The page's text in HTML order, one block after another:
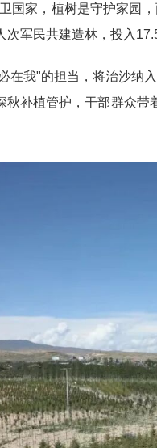
国家，植树是守护家园
次军民共建造林，投入
在我"的担当，将治沙纳
秋补植管护，干部群众